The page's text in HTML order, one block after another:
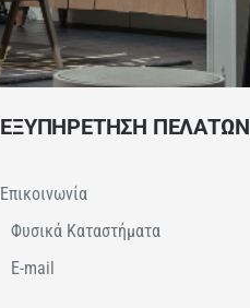
ΕΞΥΠΗΡΕΤΗΣΗ ΠΕΛΑΤΩΝ
Επικοινωνία
Φυσικά Καταστήματα
E-mail